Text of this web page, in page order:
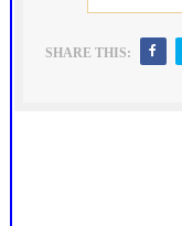
SHARE THIS: